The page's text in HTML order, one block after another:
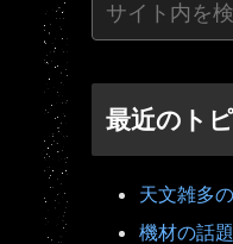
最近のト
天文雑多
機材の話